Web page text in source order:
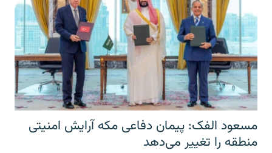
مسعود الفک: پیمان دفاعی مکه آرایش امنیتی
منطقه را تغییر می‌دهد